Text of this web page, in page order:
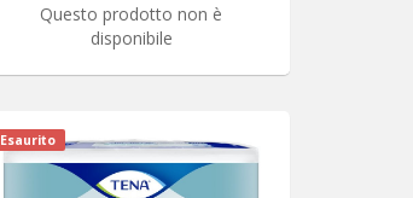
Questo prodotto non è
disponibile
Esaurito